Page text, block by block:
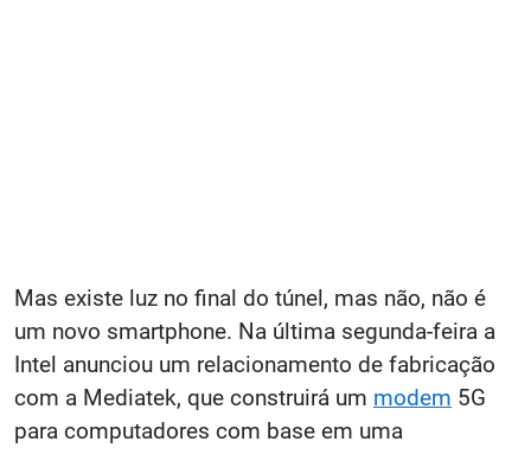
Mas existe luz no final do túnel, mas não, não é
um novo smartphone. Na última segunda-feira a
Intel anunciou um relacionamento de fabricação
com a Mediatek, que construirá um modem 5G
para computadores com base em uma